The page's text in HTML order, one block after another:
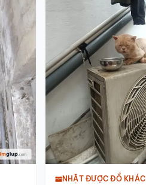
NHẶT ĐƯỢC ĐỒ KHÁC